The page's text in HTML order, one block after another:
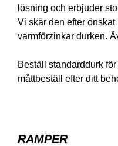
lösning och erbjuder
Vi skär den efter
varmförzinkar durken.
Beställ standarddurk
måttbeställ efter ditt
RAMPER